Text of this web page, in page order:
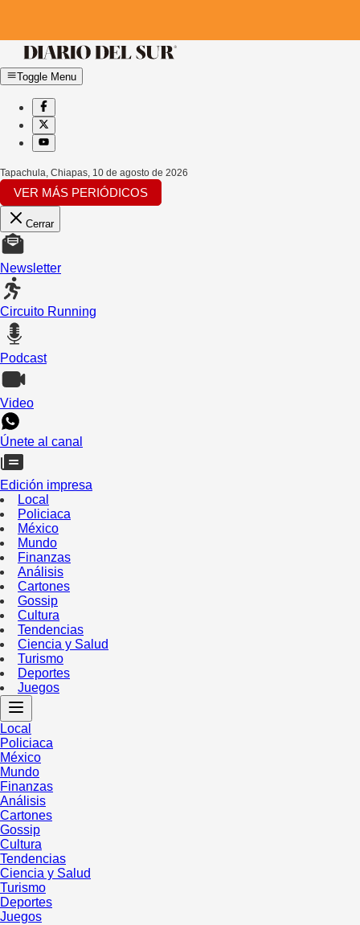
Toggle Menu
Tapachula, Chiapas, 10 de agosto de 2026
VER MÁS PERIÓDICOS
Cerrar
Newsletter
Circuito Running
Podcast
Video
Únete al canal
Edición impresa
Local
Policiaca
México
Mundo
Finanzas
Análisis
Cartones
Gossip
Cultura
Tendencias
Ciencia y Salud
Turismo
Deportes
Juegos
Local
Policiaca
México
Mundo
Finanzas
Análisis
Cartones
Gossip
Cultura
Tendencias
Ciencia y Salud
Turismo
Deportes
Juegos